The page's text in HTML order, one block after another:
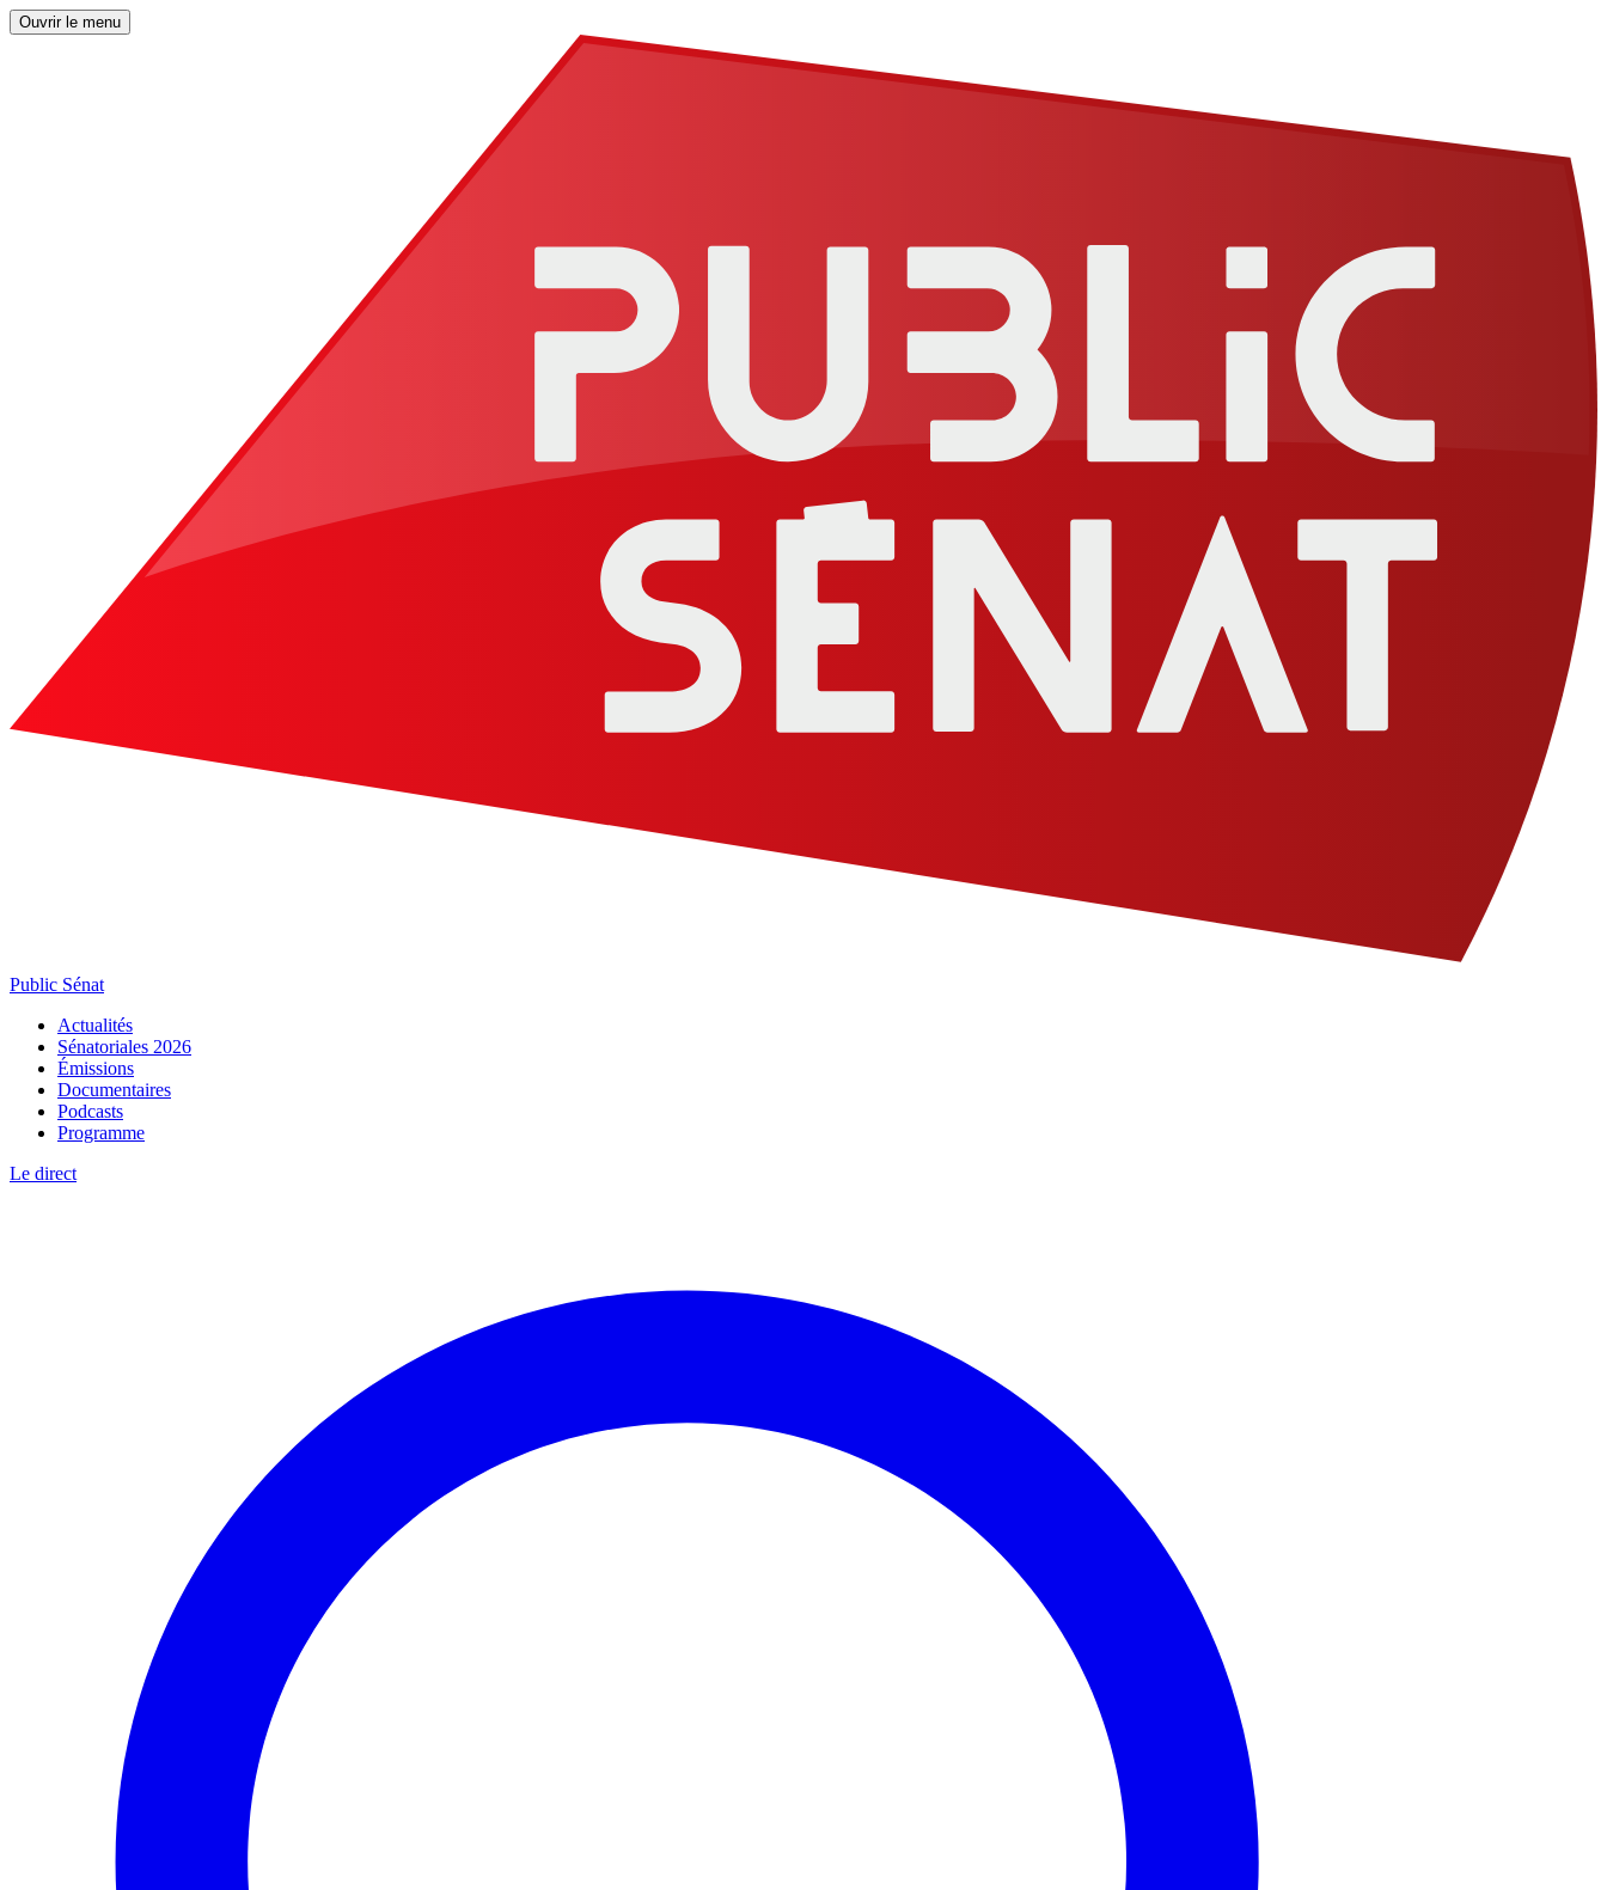
Ouvrir le menu
Public Sénat
Actualités
Sénatoriales 2026
Émissions
Documentaires
Podcasts
Programme
Le direct